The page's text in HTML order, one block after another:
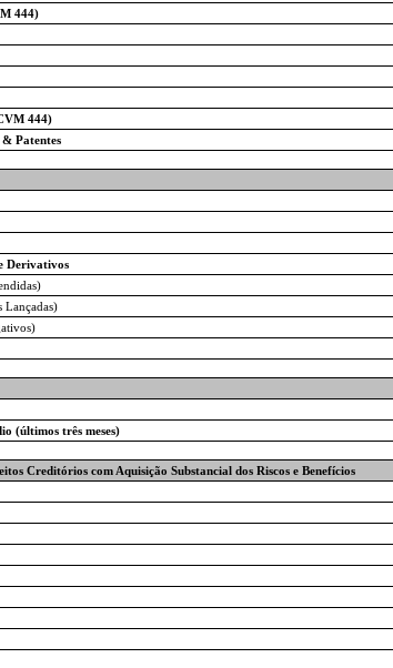
444)
444)
Patentes
Derivativos
Lançadas)
(últimos três meses)
Creditórios com Aquisição Substancial dos Riscos e Benefícios